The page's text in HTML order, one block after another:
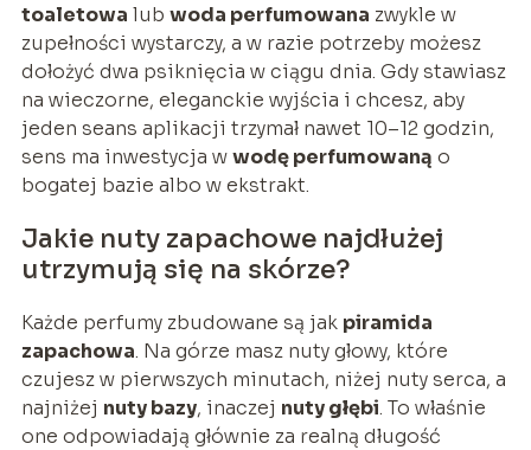
toaletowa lub woda perfumowana zwykle w
zupełności wystarczy, a w razie potrzeby możesz
dołożyć dwa psiknięcia w ciągu dnia. Gdy stawiasz
na wieczorne, eleganckie wyjścia i chcesz, aby
jeden seans aplikacji trzymał nawet 10–12 godzin,
sens ma inwestycja wwodę perfumowaną o
bogatej bazie albo w ekstrakt.
Jakie nuty zapachowe najdłużej
utrzymują się na skórze?
Każde perfumy zbudowane są jak piramida
zapachowa. Na górze masz nuty głowy, które
czujesz w pierwszych minutach, niżej nuty serca, a
najniżej nuty bazy, inaczej nuty głębi. To właśnie
one odpowiadają głównie za realną długość